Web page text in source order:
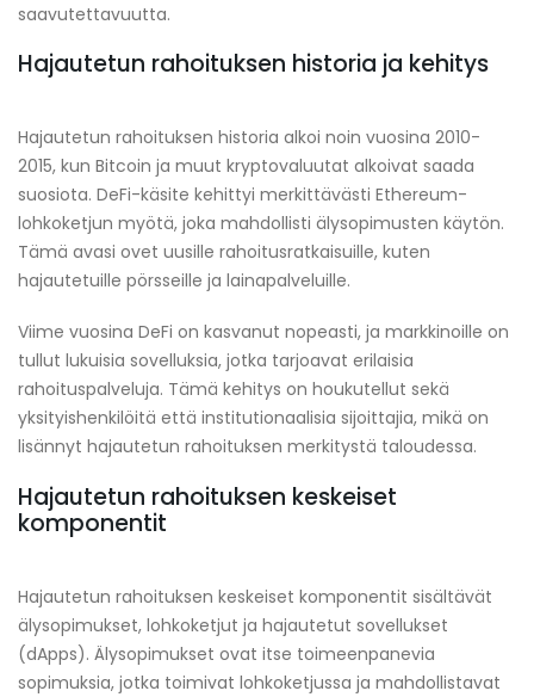
saavutettavuutta.
Hajautetun rahoituksen historia ja kehitys
Hajautetun rahoituksen historia alkoi noin vuosina 2010-
2015, kun Bitcoin ja muut kryptovaluutat alkoivat saada
suosiota. DeFi-käsite kehittyi merkittävästi Ethereum-
lohkoketjun myötä, joka mahdollisti älysopimusten käytön.
Tämä avasi ovet uusille rahoitusratkaisuille, kuten
hajautetuille pörsseille ja lainapalveluille.
Viime vuosina DeFi on kasvanut nopeasti, ja markkinoille on
tullut lukuisia sovelluksia, jotka tarjoavat erilaisia
rahoituspalveluja. Tämä kehitys on houkutellut sekä
yksityishenkilöitä että institutionaalisia sijoittajia, mikä on
lisännyt hajautetun rahoituksen merkitystä taloudessa.
Hajautetun rahoituksen keskeiset
komponentit
Hajautetun rahoituksen keskeiset komponentit sisältävät
älysopimukset, lohkoketjut ja hajautetut sovellukset
(dApps). Älysopimukset ovat itse toimeenpanevia
sopimuksia, jotka toimivat lohkoketjussa ja mahdollistavat